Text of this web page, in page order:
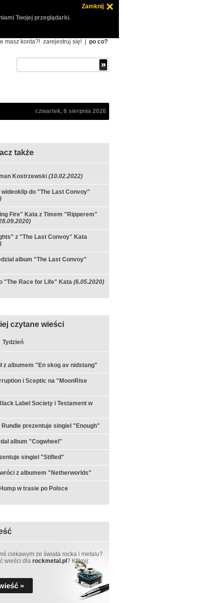
Zamknij
Twojej przeglądarki.
masz konta?! zarejestruj się! po co?
czwartek, 6 sierpnia 2026
także
Kostrzewski (10.02.2022)
wideoklip do "The Last Convoy"
Fire" Kata z Timem "Ripperem"
z "The Last Convoy" Kata
album "The Last Convoy"
"The Race for Life" Kata (6.05.2020)
czytane wieści
Tydzień
z albumem "En skog av nidstang"
i Sceptic na "MoonRise
Label Society i Testament w
Rundle prezentuje singiel "Enough"
album "Cogwheel"
singiel "Stifled"
z albumem "Netherworlds"
w trasie po Polsce
ciekawym ze świata rocka i metalu?
wieści dla rockmetal.pl ? Kliknij:
»